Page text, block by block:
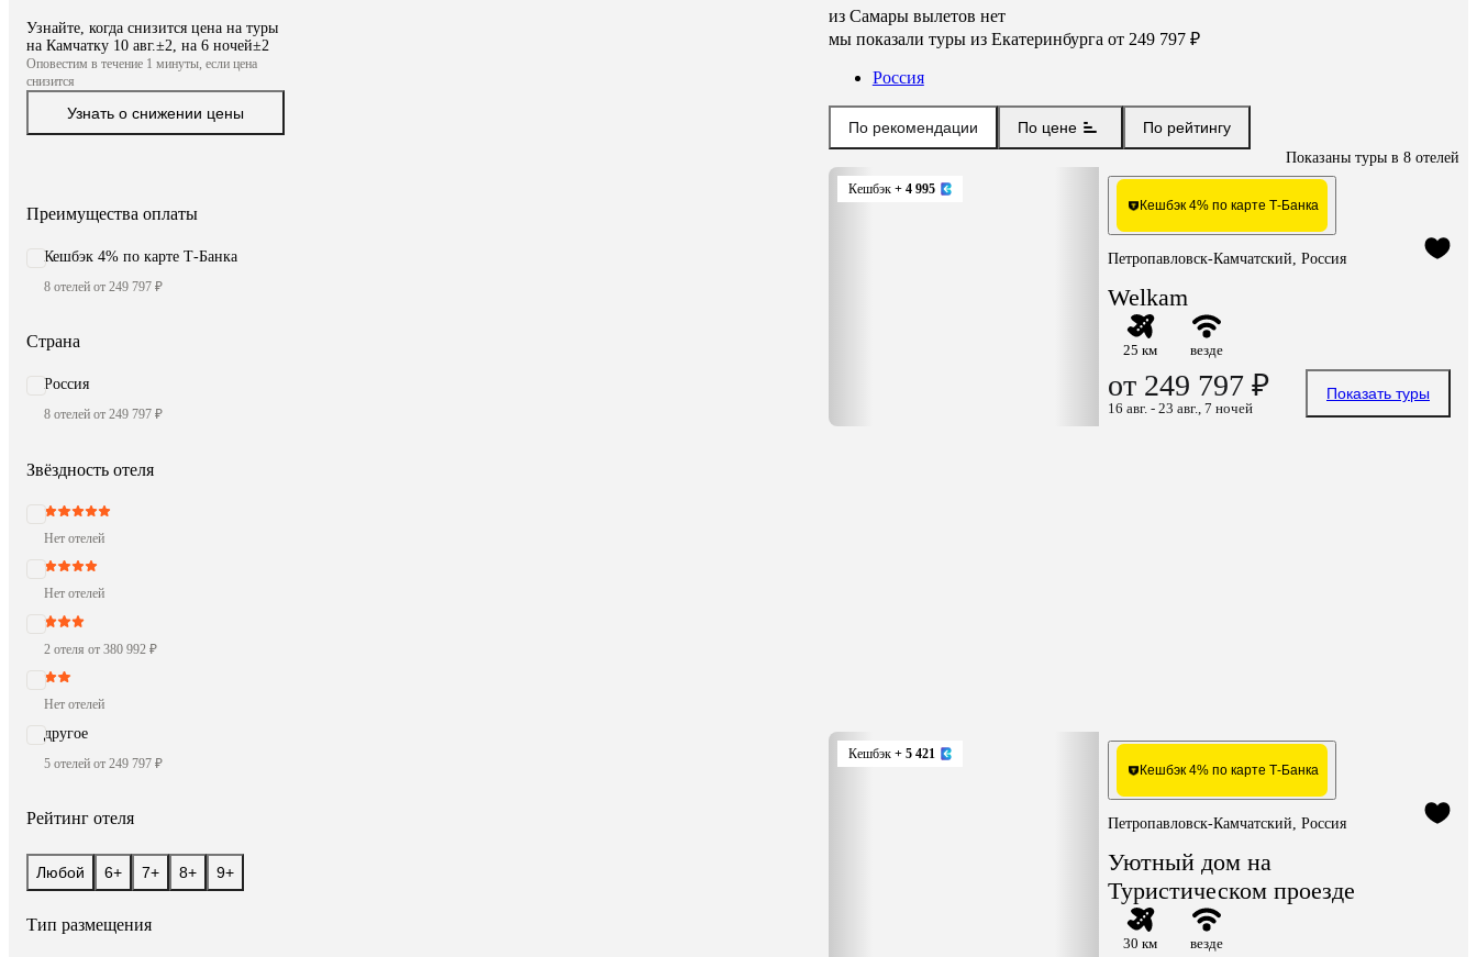
Узнайте, когда снизится цена на туры
на Камчатку 10 авг.±2, на 6 ночей±2
Оповестим в течение 1 минуты, если цена
снизится
Узнать о снижении цены
Преимущества оплаты
Кешбэк 4% по карте Т-Банка
8 отелей от 249 797 ₽
Страна
Россия
8 отелей от 249 797 ₽
Звёздность отеля
Нет отелей
Нет отелей
2 отеля от 380 992 ₽
Нет отелей
другое
5 отелей от 249 797 ₽
Рейтинг отеля
Любой 6+ 7+ 8+ 9+
Тип размещения
из Самары вылетов нет
мы показали турыиз Екатеринбурга от 249 797 ₽
Россия
По рекомендации По цене По рейтингу
Показаны туры в 8 отелей
Кешбэк + 4 995
Кешбэк 4% по карте Т-Банка
Петропавловск-Камчатский, Россия
Welkam
25 км везде
от 249 797 ₽
16 авг. - 23 авг., 7 ночей
Показать туры
Кешбэк + 5 421
Кешбэк 4% по карте Т-Банка
Петропавловск-Камчатский, Россия
Уютный дом на
Туристическом проезде
30 км везде